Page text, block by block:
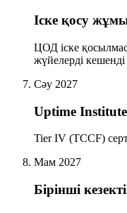
Іске қосу
ЦОД іске
жүйелерді кешенді
Сәу 2027
Uptime Institute
Tier IV (TCCF)
Мам 2027
Бірінші